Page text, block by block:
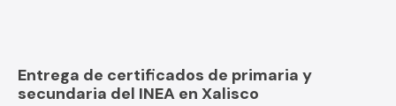
Entrega de certificados de primaria y
secundaria del INEA en Xalisco